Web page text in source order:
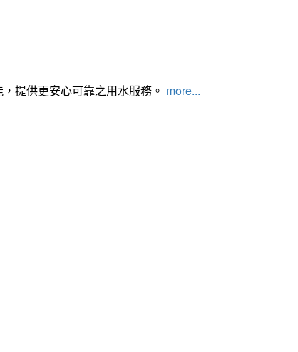
提供更安心可靠之用水服務。 more...